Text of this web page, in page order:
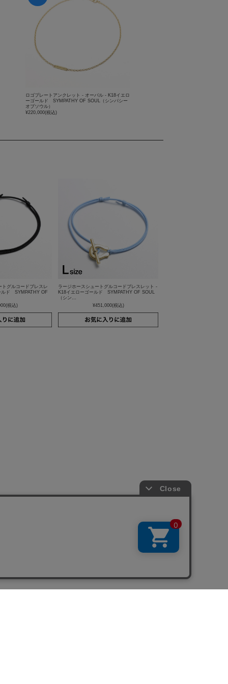
ロゴプレートアンクレット - オーバル - K18イエロ
ーゴールド SYMPATHY OF SOUL（シンパシー
オブソウル）
¥220,000(税込)
トグルコードブレスレ
ルド SYMPATHY OF
(税込)
ラージホースシュートグルコードブレスレット -
K18イエローゴールド SYMPATHY OF SOUL
（シン…
¥451,000(税込)